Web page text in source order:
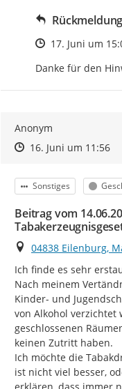
Rückmeldung
Zeitpunkt des
17. Juni um
Danke für den
Anonym
Zeitpunkt des
Zeitpunkt des
16. Juni um 11:56
Kategorie
Sonstiges Status
Beitrag vom
Ort
04838 Eilenburg,
Ich finde es sehr
Nach meinem
Kinder- und
von Alkohol
geschlossenen
keinen Zutritt haben.
Ich möchte die
ist nicht viel besser,